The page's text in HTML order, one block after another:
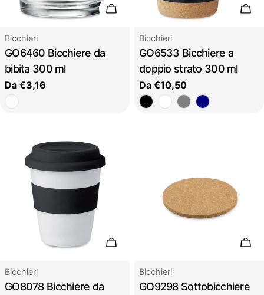
Scegli le opzioni
Tipo:
Bicchieri
GO6460 Bicchiere da
bibita 300 ml
Prezzo
Da €3,16
Tipo:
Bicchieri
GO6533 Bicchiere a
doppio strato 300 ml
Prezzo
regolare
Da €10,50
Scegli le opzioni
Tipo:
Bicchieri
GO8078 Bicchiere da
Tipo:
Bicchieri
GO9298 Sottobicchiere